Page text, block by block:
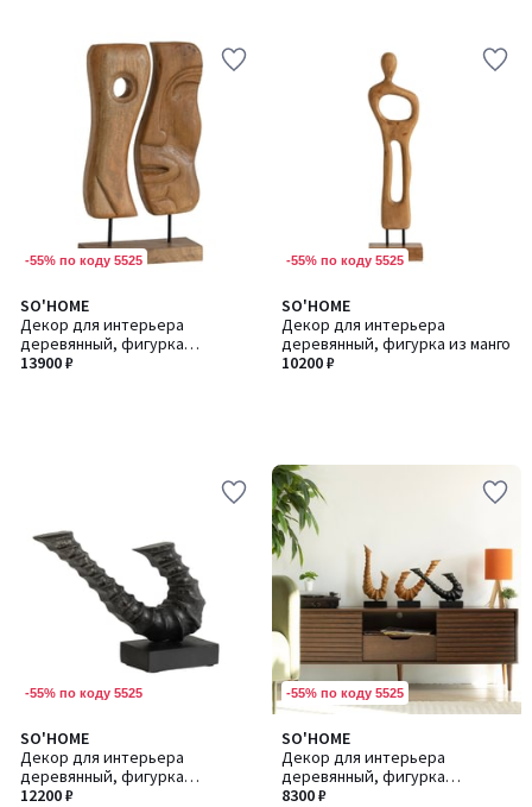
-55% по коду 5525
SO'HOME
Декор для интерьера
деревянный, фигурка
абстракция из манго
13900 ₽
-55% по коду 5525
SO'HOME
Декор для интерьера
деревянный, фигурка из манго
10200 ₽
-55% по коду 5525
SO'HOME
Декор для интерьера
деревянный, фигурка
абстракция из манго
12200 ₽
-55% по коду 5525
SO'HOME
Декор для интерьера
деревянный, фигурка
абстракция из манго
8300 ₽